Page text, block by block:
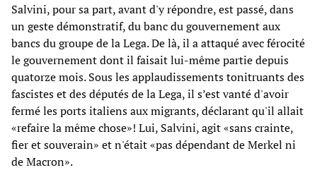
Salvini, pour sa part, avant d'y répondre, est passé, dans
un geste démonstratif, du banc du gouvernement aux
bancs du groupe de la Lega. De là, il a attaqué avec férocité
le gouvernement dont il faisait lui-même partie depuis
quatorze mois. Sous les applaudissements tonitruants des
fascistes et des députés de la Lega, il s’est vanté d'avoir
fermé les ports italiens aux migrants, déclarant qu'il allait
«refaire la même chose»! Lui, Salvini, agit «sans crainte,
fier et souverain» et n'était «pas dépendant de Merkel ni
de Macron».